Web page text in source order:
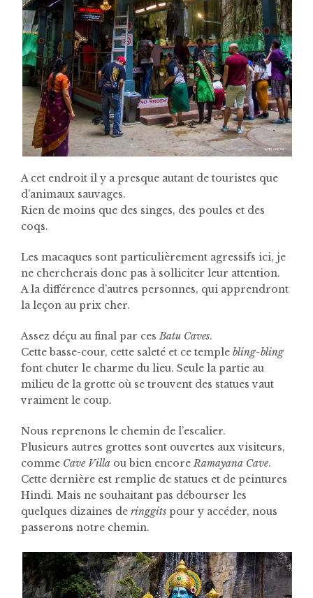
A cet endroit il y a presque autant de touristes que
d’animaux sauvages.
Rien de moins que des singes, des poules et des
coqs.
Les macaques sont particulièrement agressifs ici, je
ne chercherais donc pas à solliciter leur attention.
A la différence d’autres personnes, qui apprendront
la leçon au prix cher.
Assez déçu au final par cesBatu Caves.
Cette basse-cour, cette saleté et ce temple bling-bling
font chuter le charme du lieu. Seule la partie au
milieu de la grotte où se trouvent des statues vaut
vraiment le coup.
Nous reprenons le chemin de l’escalier.
Plusieurs autres grottes sont ouvertes aux visiteurs,
comme Cave Villa ou bien encore Ramayana Cave.
Cette dernière est remplie de statues et de peintures
Hindi. Mais ne souhaitant pas débourser les
quelques dizaines de ringgits pour y accéder, nous
passerons notre chemin.